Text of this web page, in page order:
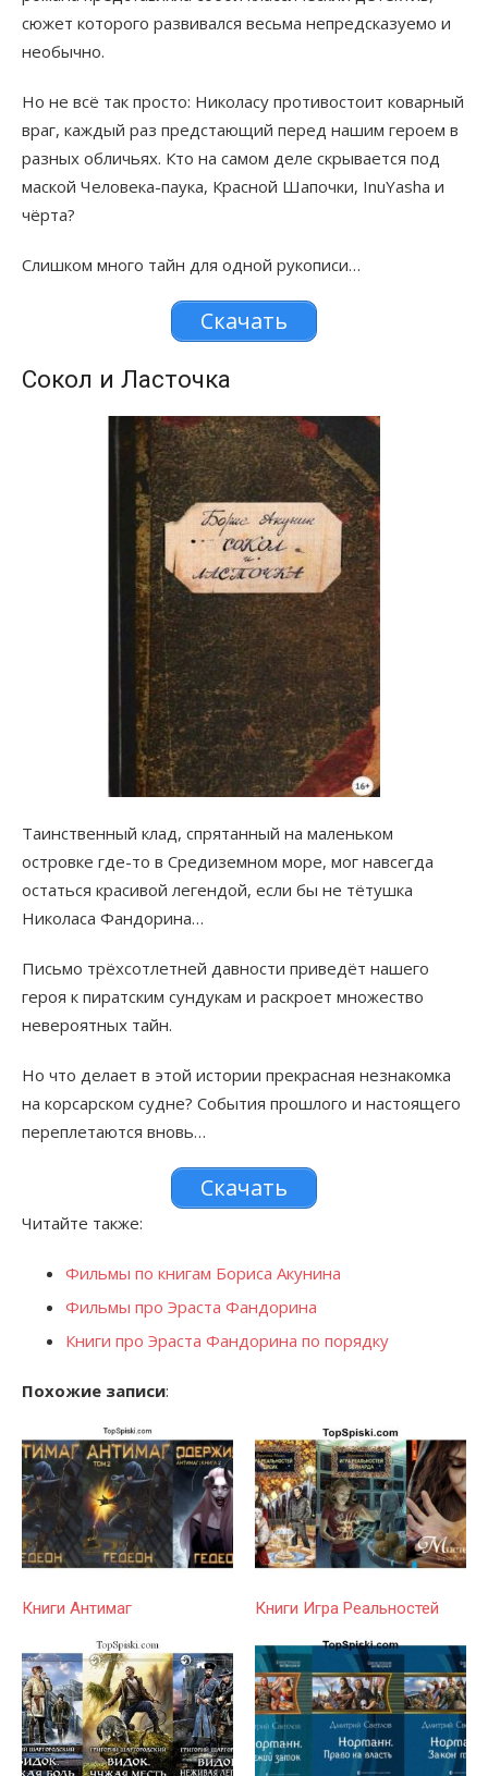
сюжет которого развивался весьма непредсказуемо и
необычно.
Но не всё так просто: Николасу противостоит коварный
враг, каждый раз предстающий перед нашим героем в
разных обличьях. Кто на самом деле скрывается под
маской Человека-паука, Красной Шапочки, InuYasha и
чёрта?
Слишком много тайн для одной рукописи…
Скачать
Сокол и Ласточка
Таинственный клад, спрятанный на маленьком
островке где-то в Средиземном море, мог навсегда
остаться красивой легендой, если бы не тётушка
Николаса Фандорина…
Письмо трёхсотлетней давности приведёт нашего
героя к пиратским сундукам и раскроет множество
невероятных тайн.
Но что делает в этой истории прекрасная незнакомка
на корсарском судне? События прошлого и настоящего
переплетаются вновь…
Скачать
Читайте также:
Фильмы по книгам Бориса Акунина
Фильмы про Эраста Фандорина
Книги про Эраста Фандорина по порядку
Похожие записи:
Книги Антимаг Книги Игра Реальностей